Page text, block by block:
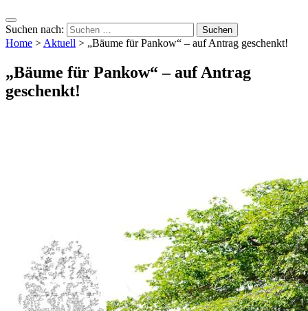
Suchen nach:
Home >Aktuell > „Bäume für Pankow“ – auf Antrag geschenkt!
„Bäume für Pankow“ – auf Antrag
geschenkt!